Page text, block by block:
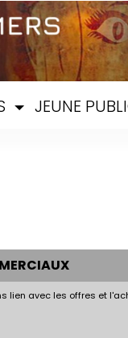
JEUNE
lien avec les offres et